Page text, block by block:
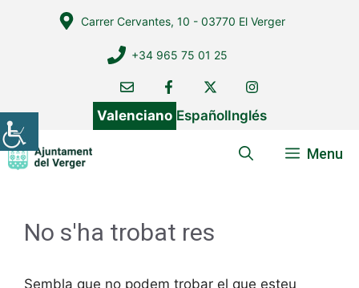
Carrer Cervantes, 10 - 03770 El Verger
+34 965 75 01 25
Valenciano EspañolInglés
Menu
No s'ha trobat res
Sembla que no podem trobar el que esteu